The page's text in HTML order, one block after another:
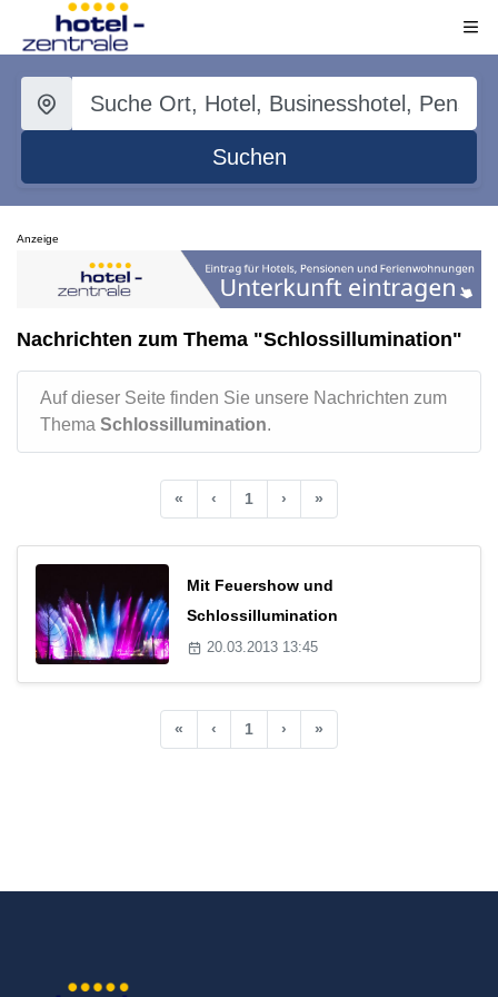
Suchen
Anzeige
Nachrichten zum Thema "Schlossillumination"
Auf dieser Seite finden Sie unsere Nachrichten zum
Thema Schlossillumination.
« ‹ 1 › »
Mit Feuershow und
Schlossillumination
20.03.2013 13:45
« ‹ 1 › »